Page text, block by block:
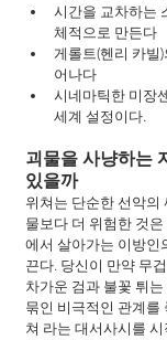
시간을 교차하는
체적으로 만든다
게롤트(헨리 카빌
어나다
시네마틱한 미장
세계 설정이다.
괴물을 사냥하는
있을까
위쳐는 단순한 선악의
물보다 더 위험한 것
에서 살아가는 이방인
끈다. 당신이 만약 무
차가운 검과 불꽃 튀
묶인 비극적인 관계를
쳐 라는 대서사시를